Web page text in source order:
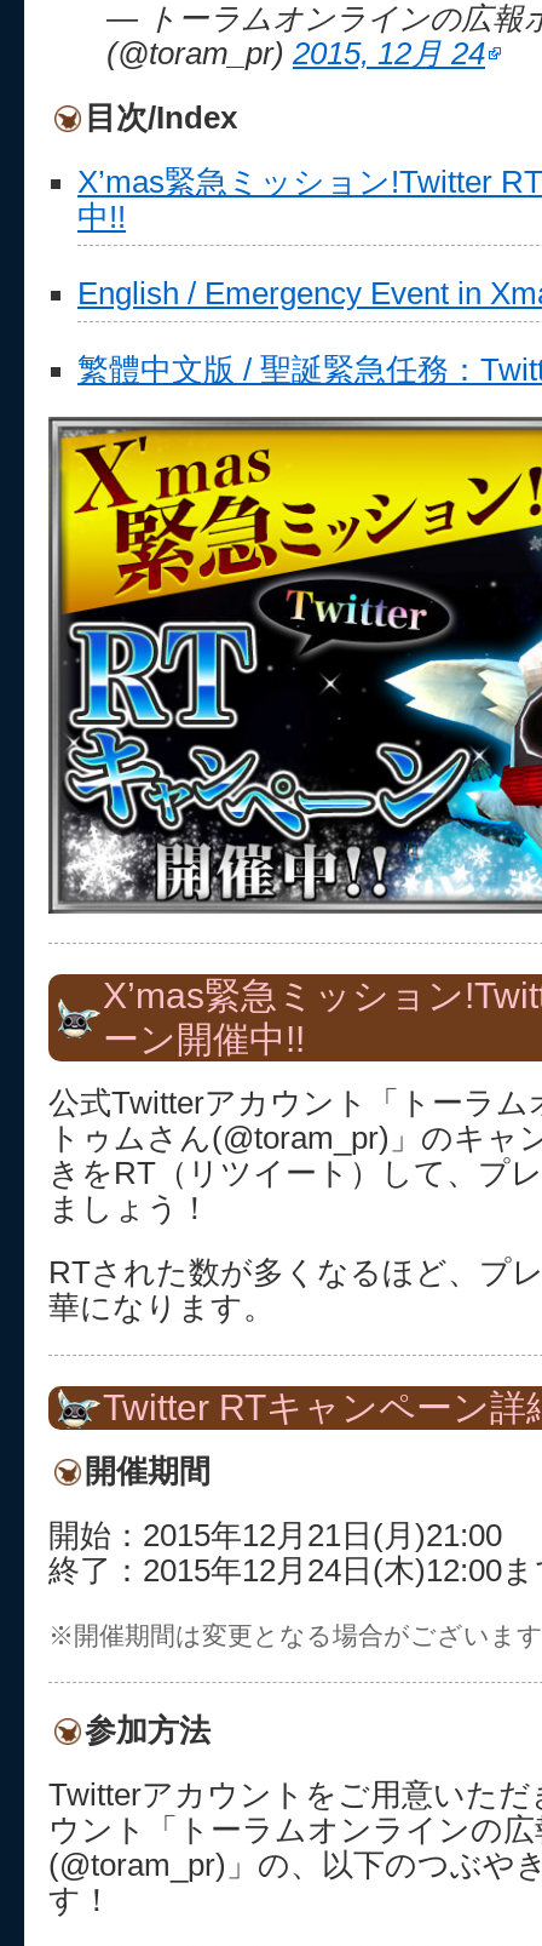
— トーラムオンラインの広報
(@toram_pr) 2015, 12月 24
目次/Index
X’mas緊急ミッション!Twitter
中!!
English / Emergency Event in
繁體中文版 / 聖誕緊急任務：
X’mas緊急ミッション
ーン開催中!!
公式Twitterアカウント「トーラ
トゥムさん(@toram_pr)」のキャ
きをRT（リツイート）して、プ
ましょう！
RTされた数が多くなるほど、プ
華になります。
Twitter RTキャンペーン詳
開催期間
開始：2015年12月21日(月)21:00
終了：2015年12月24日(木)12:00
※開催期間は変更となる場合がございま
参加方法
Twitterアカウントをご用意いただ
ウント「トーラムオンラインの
(@toram_pr)」の、以下のつぶや
す！